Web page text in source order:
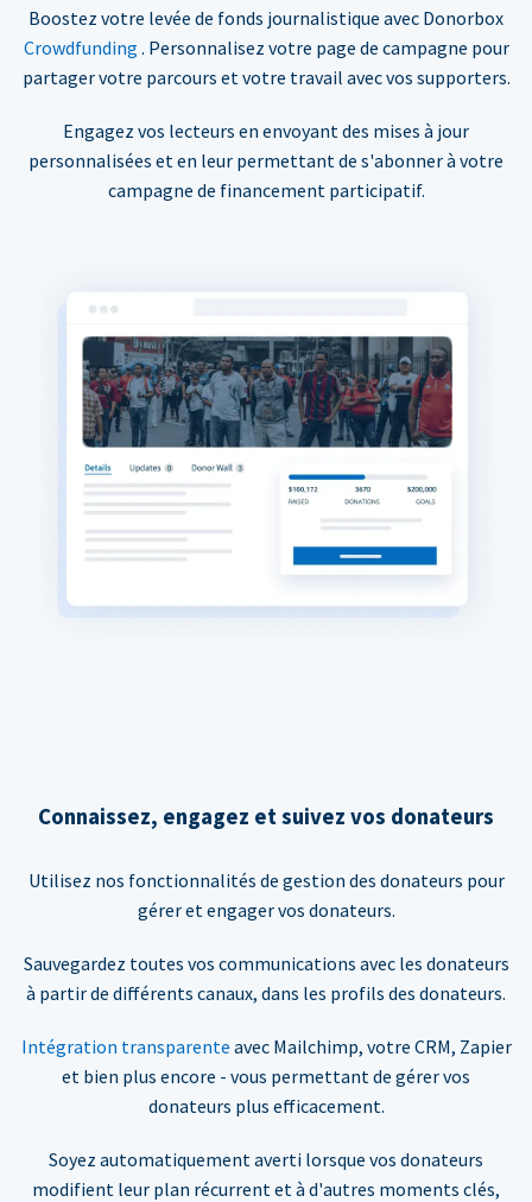
Boostez votre levée de fonds journalistique avec Donorbox
Crowdfunding . Personnalisez votre page de campagne pour
partager votre parcours et votre travail avec vos supporters.
Engagez vos lecteurs en envoyant des mises à jour
personnalisées et en leur permettant de s'abonner à votre
campagne de financement participatif.
Connaissez, engagez et suivez vos donateurs
Utilisez nos fonctionnalités de gestion des donateurs pour
gérer et engager vos donateurs.
Sauvegardez toutes vos communications avec les donateurs
à partir de différents canaux, dans les profils des donateurs.
Intégration transparente avec Mailchimp, votre CRM, Zapier
et bien plus encore - vous permettant de gérer vos
donateurs plus efficacement.
Soyez automatiquement averti lorsque vos donateurs
modifient leur plan récurrent et à d'autres moments clés,